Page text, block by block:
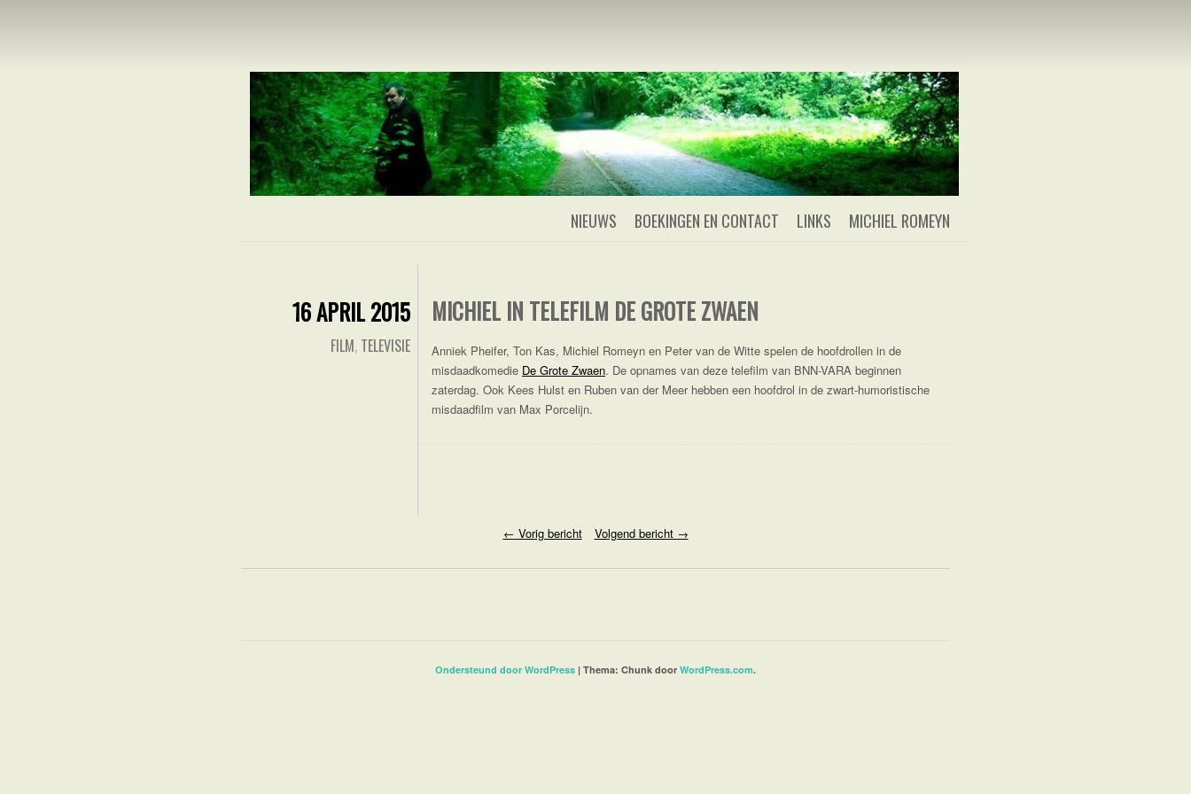
MICHIEL ROMEYN
Michiel Romeyn
MICHIEL ROMEYN
LINKS
BOEKINGEN EN CONTACT
NIEUWS
16 APRIL 2015
FILM, TELEVISIE
MICHIEL IN TELEFILM DE GROTE ZWAEN
Anniek Pheifer, Ton Kas, Michiel Romeyn en Peter van de Witte spelen de hoofdrollen in de
misdaadkomedie De Grote Zwaen. De opnames van deze telefilm van BNN-VARA beginnen
zaterdag. Ook Kees Hulst en Ruben van der Meer hebben een hoofdrol in de zwart-humoristische
misdaadfilm van Max Porcelijn.
← Vorig bericht Volgend bericht →
Ondersteund door WordPress | Thema: Chunk door WordPress.com.